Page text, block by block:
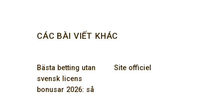
CÁC BÀI VIẾT KHÁC
Bästa betting utan
svensk licens
bonusar 2026: så
Site officiel